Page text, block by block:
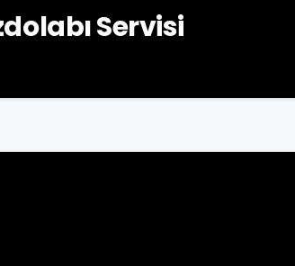
Servisi